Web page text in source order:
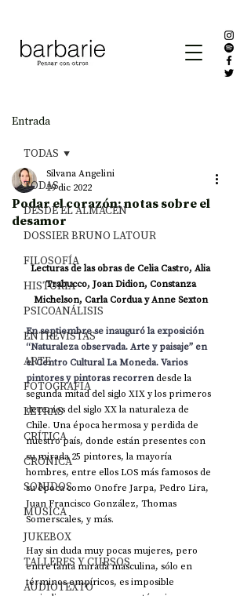
Entrada
TODAS
DESDE EL ALMACÉN
DOSSIER BRUNO LATOUR
FILOSOFÍA
HISTORIA
PSICOANÁLISIS
ENTREVISTAS
ARTE
FOTOGRAFÍA
LETRAS
CRÍTICA
CRÓNICA
SONIDOS
MÚSICA
JUKEBOX
TALLERES Y CURSOS
AUDIOTEXTO
TODAS
Podar el corazón: notas sobre el
desamor
Silvana Angelini
19 dic 2022
Lecturas de las obras de Celia Castro, Alia
Trabucco, Joan Didion, Constanza
Michelson, Carla Cordua y Anne Sexton
En septiembre se inauguró la exposición
“Naturaleza observada. Arte y paisaje” en
el Centro Cultural La Moneda. Varios
pintores y pintoras recorren desde la
segunda mitad del siglo XIX y los primeros
decenios del siglo XX la naturaleza de
Chile. Una época hermosa y perdida de
nuestro país, donde están presentes con
su mirada 25 pintores, la mayoría
hombres, entre ellos LOS más famosos de
su época como Onofre Jarpa, Pedro Lira,
Juan Francisco González, Thomas
Somerscales, y más.
Hay sin duda muy pocas mujeres, pero
entre tanta mirada masculina, sólo en
términos empíricos, es imposible